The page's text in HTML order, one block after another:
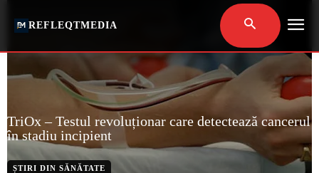
REFLEQTMEDIA
TriOx – Testul revoluționar care detectează cancerul
în stadiu incipient
ȘTIRI DIN SĂNĂTATE